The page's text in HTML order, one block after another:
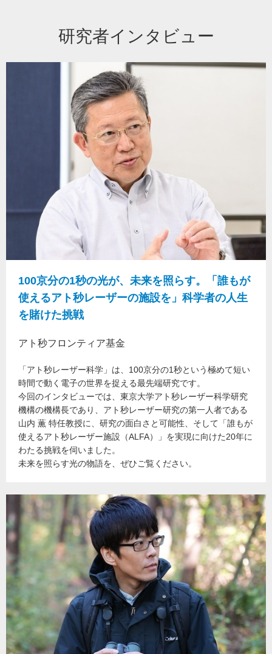
研究者インタビュー
100京分の1秒の光が、未来を照らす。「誰もが
使えるアト秒レーザーの施設を」科学者の人生
を賭けた挑戦
アト秒フロンティア基金
「アト秒レーザー科学」は、100京分の1秒という極めて短い
時間で動く電子の世界を捉える最先端研究です。
今回のインタビューでは、東京大学アト秒レーザー科学研究
機構の機構長であり、アト秒レーザー研究の第一人者である
山内 薫 特任教授に、研究の面白さと可能性、そして「誰もが
使えるアト秒レーザー施設（ALFA）」を実現に向けた20年に
わたる挑戦を伺いました。
未来を照らす光の物語を、ぜひご覧ください。